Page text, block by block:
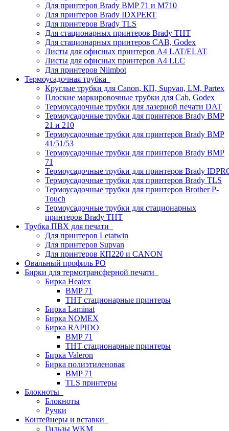
Для принтеров Brady BMP 71 и M710
Для принтеров Brady IDXPERT
Для принтеров Brady TLS
Для стационарных принтеров Brady THT
Для стационарных принтеров CAB, Godex
Листы для офисных принтеров А4 LAT/ELAT
Листы для офисных принтеров А4 LLC
Для принтеров Niimbot
Термоусадочная трубка
Круглые трубки для Canon, КП, Supvan, LM, Partex
Плоские маркировочные трубки для Cab, Godex
Термоусадочные трубки для лазерной печати DAT
Термоусадочные трубки для принтеров Brady BMP
21 и 210
Термоусадочные трубки для принтеров Brady BMP
41/51/53
Термоусадочные трубки для принтеров Brady BMP
71
Термоусадочные трубки для принтеров Brady
Термоусадочные трубки для принтеров Brady TLS
Термоусадочные трубки для принтеров Brother P-
Touch
Термоусадочные трубки для стационарных
принтеров Brady THT
Трубка ПВХ для печати
Для принтеров Letatwin
Для принтеров Supvan
Для принтеров КП220 и CANON
Овальный профиль PO
Бирки для термотрансферной печати
Бирка Heatex
BMP 71
THT стационарные принтеры
Бирка Laminat
Бирка NOMEX
Бирка RAPIDO
BMP 71
THT стационарные принтеры
Бирка Valeron
Бирка полиэтиленовая
BMP 71
TLS принтеры
Блокноты
Блокноты
Ручки
Контейнеры и вставки
Гильзы WKM